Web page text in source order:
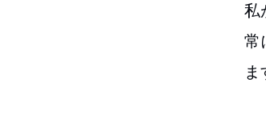
私
常
ま